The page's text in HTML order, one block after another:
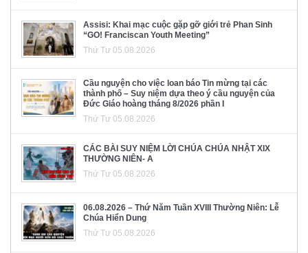
Assisi: Khai mạc cuộc gặp gỡ giới trẻ Phan Sinh
“GO! Franciscan Youth Meeting”
Thứ Tư 05.08.2026
Cầu nguyện cho việc loan báo Tin mừng tại các
thành phố – Suy niệm dựa theo ý cầu nguyện của
Đức Giáo hoàng tháng 8/2026 phần I
Thứ Tư 05.08.2026
CÁC BÀI SUY NIỆM LỜI CHÚA CHÚA NHẬT XIX
THƯỜNG NIÊN- A
Thứ Tư 05.08.2026
06.08.2026 – Thứ Năm Tuần XVIII Thường Niên: Lễ
Chúa Hiển Dung
Thứ Tư 05.08.2026